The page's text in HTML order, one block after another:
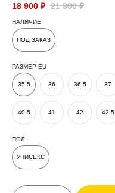
18 900 ₽ 21 900 ₽
НАЛИЧИЕ
ПОД ЗАКАЗ
РАЗМЕР EU
35.5 36 36.5 37
40.5 41 42 42.5
ПОЛ
УНИСЕКС